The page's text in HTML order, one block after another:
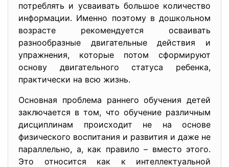
потреблять и усваивать большое количество
информации. Именно поэтому в дошкольном
возрасте рекомендуется осваивать
разнообразные двигательные действия и
упражнения, которые потом сформируют
основу двигательного статуса ребенка,
практически на всю жизнь.
Основная проблема раннего обучения детей
заключается в том, что обучение различным
дисциплинам происходит не на основе
физического воспитания и развития и даже не
параллельно, а, как правило – вместо этого.
Это относится как к интеллектуальной